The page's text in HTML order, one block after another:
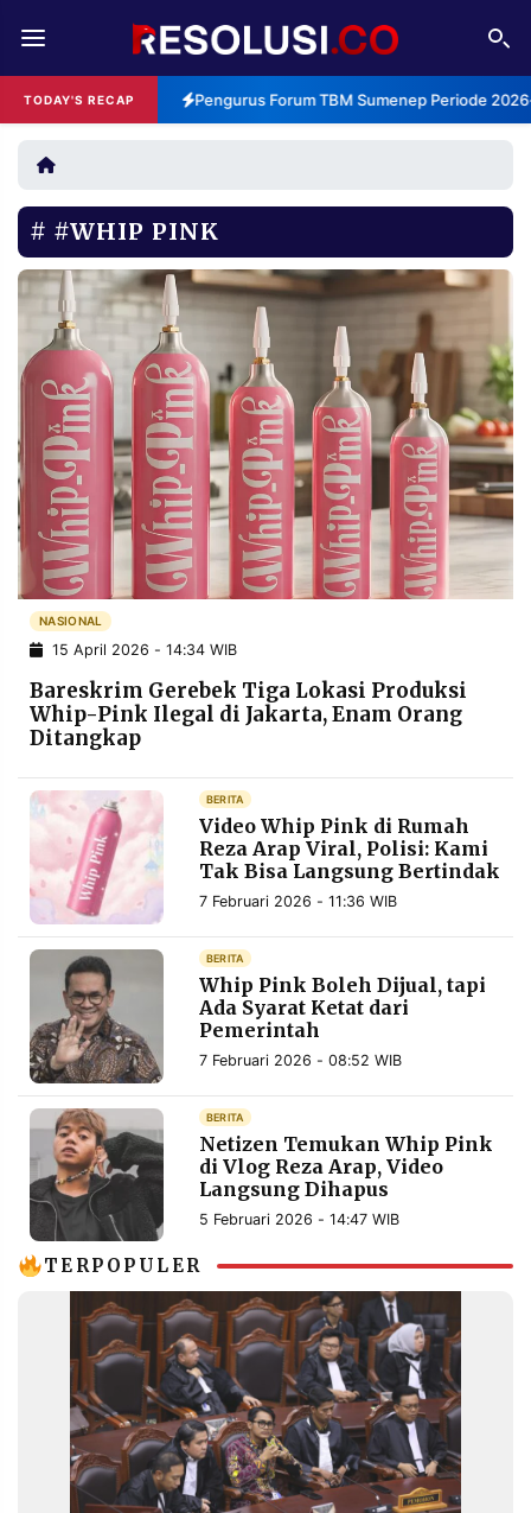
TODAY'S RECAP Pengurus Forum TBM Sumenep Periode
REDAKSI TENTANG
RESOLUSI IKLAN
RUBRIKASI
EDITORIAL AKSARA
FINANSIA PERSONA
DAERAH NASIONAL
MANCA SPORT
INFORMASI
PRIVACY
POLICY
BERITA
WARGA
INFORMASI
IKLAN
KIRIM
PENGADUAN TERM
OF
SERVICE
IKUTI
KAMI
©
PT.
RESOLUSI
MEDIA
Resolusi.co
2026
PRAMUDITA
#WHIP PINK
NASIONAL
15 April 2026 - 14:34 WIB
Bareskrim Gerebek Tiga Lokasi Produksi
Whip-Pink Ilegal di Jakarta, Enam Orang
Ditangkap
BERITA
Video Whip Pink di Rumah
Reza Arap Viral, Polisi: Kami
Tak Bisa Langsung Bertindak
7 Februari 2026 - 11:36 WIB
BERITA
Whip Pink Boleh Dijual, tapi
Ada Syarat Ketat dari
Pemerintah
7 Februari 2026 - 08:52 WIB
BERITA
Netizen Temukan Whip Pink
di Vlog Reza Arap, Video
Langsung Dihapus
5 Februari 2026 - 14:47 WIB
TERPOPULER